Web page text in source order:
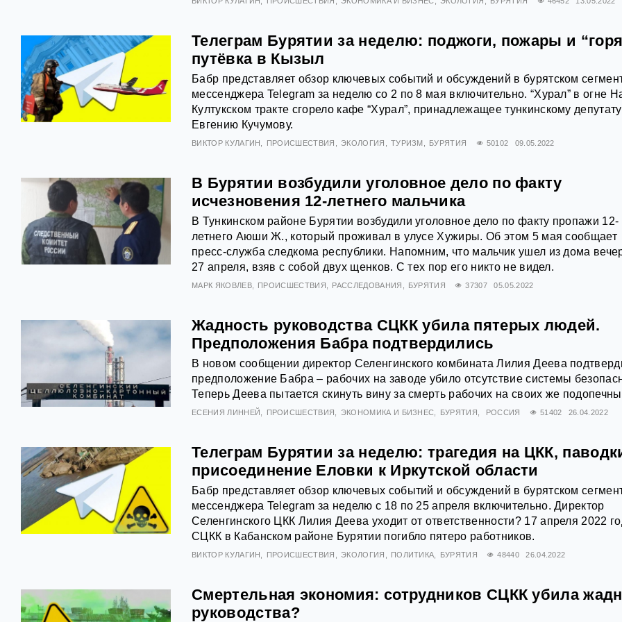
Телеграм Бурятии за неделю: поджоги, пожары и
путёвка в Кызыл
Бабр представляет обзор ключевых событий и обсуждений в бурятском
мессенджера Telegram за неделю со 2 по 8 мая включительно. “Хурал” в огне
Култукском тракте сгорело кафе “Хурал”, принадлежащее тункинскому депутату
Евгению Кучумову.
ВИКТОР КУЛАГИН ПРОИСШЕСТВИЯ ЭКОЛОГИЯ ТУРИЗМ БУРЯТИЯ 50102 09.05.2022
В Бурятии возбудили уголовное дело по факту
исчезновения 12-летнего мальчика
В Тункинском районе Бурятии возбудили уголовное дело по факту пропажи 12-
летнего Аюши Ж., который проживал в улусе Хужиры. Об этом 5 мая сообщает
пресс-служба следкома республики. Напомним, что мальчик ушел из дома
27 апреля, взяв с собой двух щенков. С тех пор его никто не видел.
МАРК ЯКОВЛЕВ ПРОИСШЕСТВИЯ РАССЛЕДОВАНИЯ БУРЯТИЯ 37307 05.05.2022
Жадность руководства СЦКК убила пятерых людей.
Предположения Бабра подтвердились
В новом сообщении директор Селенгинского комбината Лилия Деева
предположение Бабра – рабочих на заводе убило отсутствие системы
Теперь Деева пытается скинуть вину за смерть рабочих на своих же
ЕСЕНИЯ ЛИННЕЙ ПРОИСШЕСТВИЯ ЭКОНОМИКА И БИЗНЕС БУРЯТИЯ РОССИЯ 51402 26.04.2022
Телеграм Бурятии за неделю: трагедия на ЦКК,
присоединение Еловки к Иркутской области
Бабр представляет обзор ключевых событий и обсуждений в бурятском
мессенджера Telegram за неделю с 18 по 25 апреля включительно. Директор
Селенгинского ЦКК Лилия Деева уходит от ответственности? 17 апреля 2022
СЦКК в Кабанском районе Бурятии погибло пятеро работников.
ВИКТОР КУЛАГИН ПРОИСШЕСТВИЯ ЭКОЛОГИЯ ПОЛИТИКА БУРЯТИЯ 48440 26.04.2022
Смертельная экономия: сотрудников СЦКК убила
руководства?